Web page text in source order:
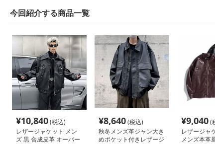
今回紹介する商品一覧
¥10,840(税込)
レザージャケット メン
ズ 黒 合成皮革 オーバー
¥8,640(税込)
秋冬メンズ革ジャン大き
めポケット付きレザージ
¥9,040(税
レザージャケ
メンズ本革風